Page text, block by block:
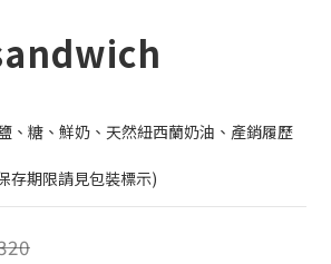
、糖、鮮奶、天然紐西蘭奶油、產銷履歷
存期限請見包裝標示)